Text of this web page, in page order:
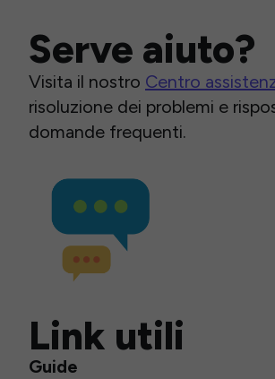
Serve aiuto?
Visita il nostro Centro
risoluzione dei problemi e
domande frequenti.
Link utili
Guide